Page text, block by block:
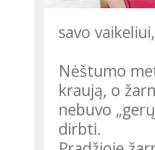
savo
Nėštumo metu jūsų kūdikis visas maisto medžiagas gavo per
kraują, o
nebuvo
dirbti.